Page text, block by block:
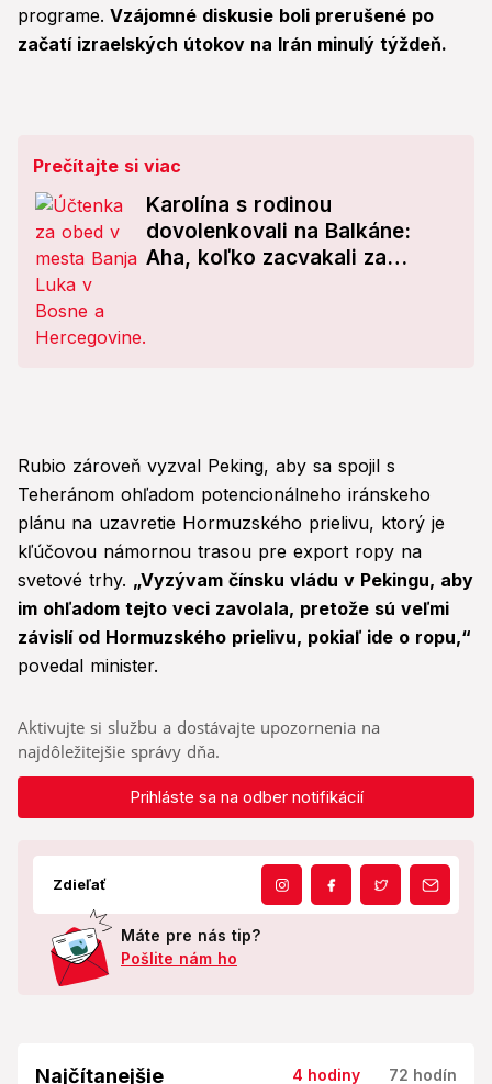
programe. Vzájomné diskusie boli prerušené po
začatí izraelských útokov na Irán minulý týždeň.
Prečítajte si viac
Karolína s rodinou
dovolenkovali na Balkáne:
Aha, koľko zacvakali za
Rubio zároveň vyzval Peking, aby sa spojil s
Teheránom ohľadom potencionálneho iránskeho
plánu na uzavretie Hormuzského prielivu, ktorý je
kľúčovou námornou trasou pre export ropy na
svetové trhy. „Vyzývam čínsku vládu v Pekingu, aby
im ohľadom tejto veci zavolala, pretože sú veľmi
závislí od Hormuzského prielivu, pokiaľ ide o ropu,“
povedal minister.
Aktivujte si službu a dostávajte upozornenia na
najdôležitejšie správy dňa.
Prihláste sa na odber notifikácií
Zdieľať
Máte pre nás tip?
Pošlite nám ho
Najčítanejšie 4 hodiny 72 hodín